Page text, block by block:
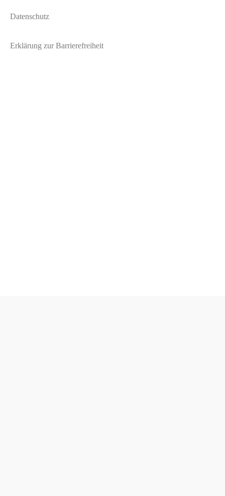
Datenschutz
Erklärung zur Barrierefreiheit